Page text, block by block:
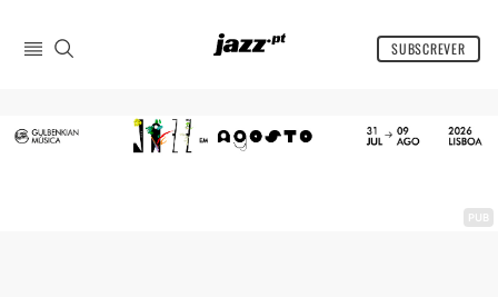
SUBSCREVER
PUB